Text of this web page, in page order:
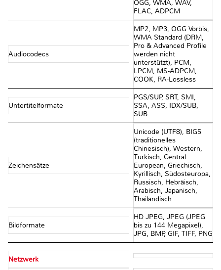
OGG, WMA, WAV,
FLAC, ADPCM
Audiocodecs
MP2, MP3, OGG Vorbis,
WMA Standard (DRM,
Pro & Advanced Profile
werden nicht
unterstützt), PCM,
LPCM, MS-ADPCM,
COOK, RA-Lossless
Untertitelformate
PGS/SUP, SRT, SMI,
SSA, ASS, IDX/SUB,
SUB
Zeichensätze
Unicode (UTF8), BIG5
(traditionelles
Chinesisch), Western,
Türkisch, Central
European, Griechisch,
Kyrillisch, Südosteuropa,
Russisch, Hebräisch,
Arabisch, Japanisch,
Thailändisch
Bildformate
HD JPEG, JPEG (JPEG
bis zu 144 Megapixel),
JPG, BMP, GIF, TIFF, PNG
Netzwerk